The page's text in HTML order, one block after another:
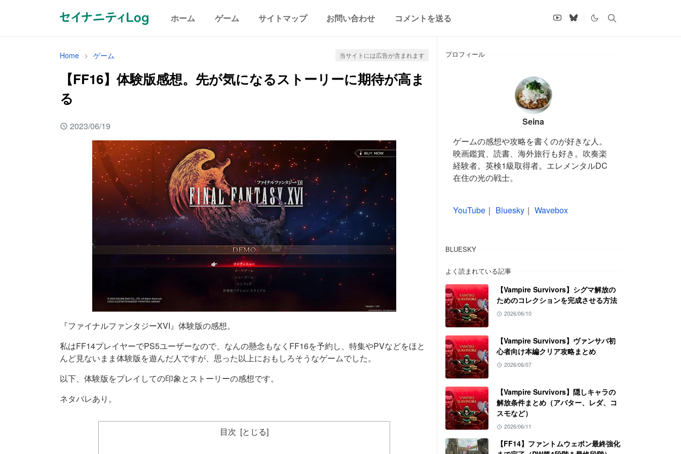
ホーム ゲーム サイトマップ お問い合わせ コメントを送る
Home ゲーム 当サイトには広告が含まれます
【FF16】体験版感想。先が気になるストーリーに期待が高ま
る
2023/06/19
『ファイナルファンタジーXVI』体験版の感想。
私はFF14プレイヤーでPS5ユーザーなので、なんの懸念もなくFF16を予約し、特集やPVなどをほと
んど見ないまま体験版を遊んだ人ですが、思った以上におもしろそうなゲームでした。
以下、体験版をプレイしての印象とストーリーの感想です。
ネタバレあり。
目次
プロフィール
Seina
ゲームの感想や攻略を書くのが好きな人。
映画鑑賞、読書、海外旅行も好き。吹奏楽
経験者。英検1級取得者。エレメンタルDC
在住の光の戦士。
YouTube ｜ Bluesky ｜ Wavebox
BLUESKY
よく読まれている記事
【Vampire Survivors】シグマ解放の
ためのコレクションを完成させる方法
2026/06/10
【Vampire Survivors】ヴァンサバ初
心者向け本編クリア攻略まとめ
2026/06/07
【Vampire Survivors】隠しキャラの
解放条件まとめ（アバター、レダ、コ
スモなど）
2026/06/11
【FF14】ファントムウェポン最終強化